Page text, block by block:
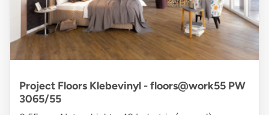
Project Floors Klebevinyl - floors@work55 PW
3065/55